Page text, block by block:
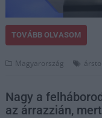
TOVÁBB OLVASOM
Magyarország
Nagy a
az árrazzián,